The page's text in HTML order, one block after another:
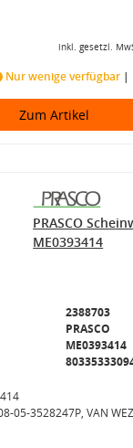
inkl. gesetzl.
Nur wenige verfügbar
Zum Artikel
PRASCO
ME0393414
2388703
PRASCO
ME0393414
05-3528247P, VAN